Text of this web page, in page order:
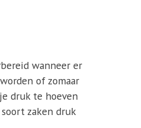
wanneer er
of zomaar
druk te hoeven
zaken druk